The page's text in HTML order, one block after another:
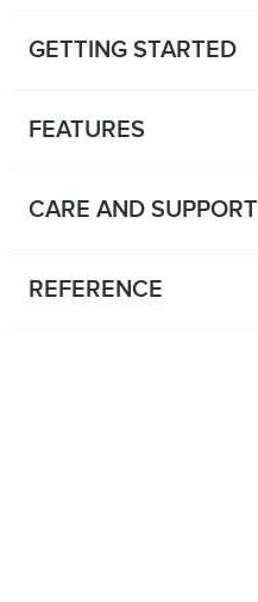
GETTING STARTED
FEATURES
CARE AND SUPPORT
REFERENCE